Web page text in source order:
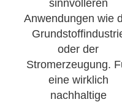
sinnvolleren
Anwendungen wie
oder der
Stromerzeugung.
eine wirklich
nachhaltige